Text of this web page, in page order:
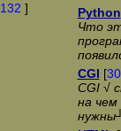
132 ]
Python
Что
CGI [
CGI √
на чем